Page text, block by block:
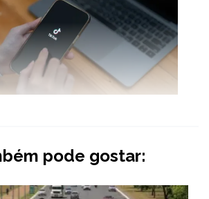
pode gostar: